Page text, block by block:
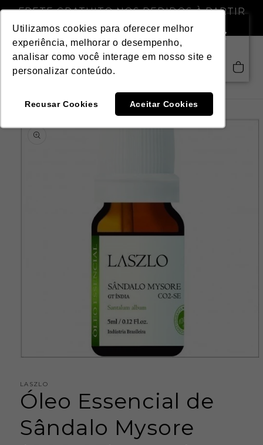
Saiba mais
Utilizamos cookies para oferecer melhor
experiência, melhorar o desempenho,
analisar como você interage em nosso site e
personalizar conteúdo.
Recusar Cookies Aceitar Cookies
para o
conteúdo
FRETE GRATUITO NOS PEDIDOS À PARTIR
DE R$ 299,00
Carrinho
informações
na
janela
modal
LASZLO
Óleo Essencial de
Sândalo Mysore